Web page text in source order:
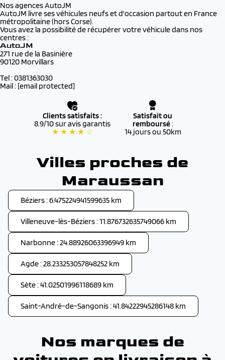
Nos agences AutoJM
AutoJM livre ses véhicules neufs et d'occasion partout en France
métropolitaine (hors Corse).
Vous avez la possibilité de récupérer votre véhicule dans nos
centres :
AutoJM
271 rue de la Basinière
90120 Morvillars
Tel : 0381363030
Mail : [email protected]
Clients satisfaits :
8.9/10 sur avis garantis
★ ★ ★ ★ ☆
Satisfait ou
remboursé:
14 jours ou 50km
Villes proches de
Maraussan
Béziers : 6.475224941599635 km
Villeneuve-lès-Béziers : 11.876732635749066 km
Narbonne : 24.88926063396949 km
Agde : 28.233253057848252 km
Sète : 41.02501996118689 km
Saint-André-de-Sangonis : 41.84222945286148 km
Nos marques de